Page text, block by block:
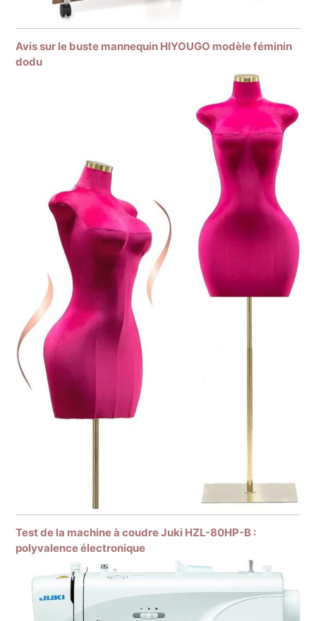
Avis sur le buste mannequin HIYOUGO modèle féminin
dodu
Test de la machine à coudre Juki HZL-80HP-B :
polyvalence électronique